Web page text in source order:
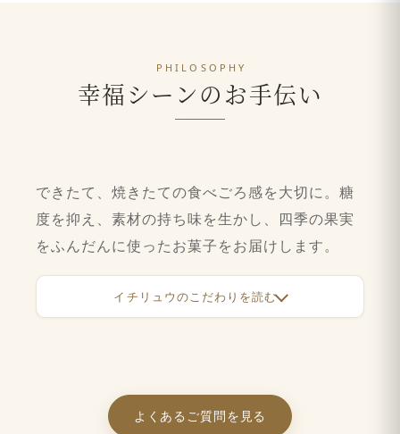
PHILOSOPHY
幸福シーンのお手伝い
できたて、焼きたての食べごろ感を大切に。糖
度を抑え、素材の持ち味を生かし、四季の果実
をふんだんに使ったお菓子をお届けします。
イチリュウのこだわりを読む
よくあるご質問を見る